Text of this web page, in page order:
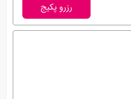
رزرو پکیج